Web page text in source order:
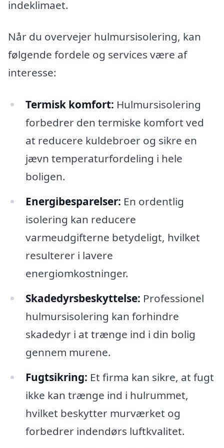
indeklimaet.
Når du overvejer hulmursisolering, kan
følgende fordele og services være af
interesse:
Termisk komfort: Hulmursisolering
forbedrer den termiske komfort ved
at reducere kuldebroer og sikre en
jævn temperaturfordeling i hele
boligen.
Energibesparelser: En ordentlig
isolering kan reducere
varmeudgifterne betydeligt, hvilket
resulterer i lavere
energiomkostninger.
Skadedyrsbeskyttelse: Professionel
hulmursisolering kan forhindre
skadedyr i at trænge ind i din bolig
gennem murene.
Fugtsikring: Et firma kan sikre, at fugt
ikke kan trænge ind i hulrummet,
hvilket beskytter murværket og
forbedrer indendørs luftkvalitet.